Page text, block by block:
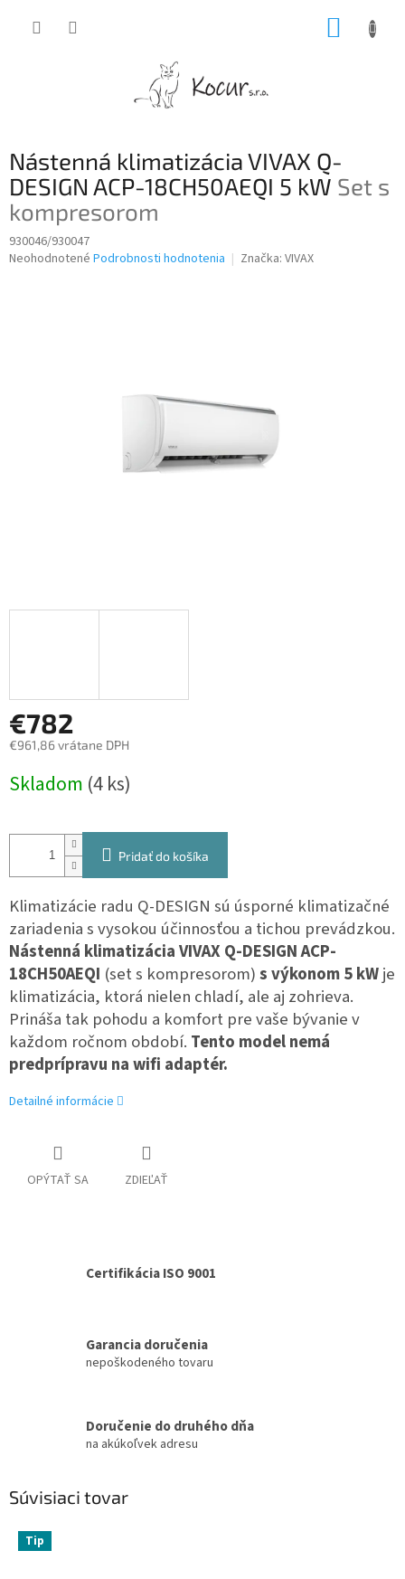
Nástenná klimatizácia VIVAX Q-
DESIGN ACP-18CH50AEQI 5 kW Set s
kompresorom
930046/930047
Priemerné
Neohodnotené Podrobnosti hodnotenia Značka: VIVAX
€782
€961,86 vrátane DPH
cena:
Skladom (4 ks)
Pridať do košíka
Klimatizácie radu Q-DESIGN sú úsporné klimatizačné
zariadenia s vysokou účinnosťou a tichou prevádzkou.
Nástenná klimatizácia VIVAX Q-DESIGNACP-
18CH50AEQI (set s kompresorom)s výkonom 5 kWje
klimatizácia, ktorá nielen chladí, ale aj zohrieva.
Prináša tak pohodu a komfort pre vaše bývanie v
každom ročnom období. Tento model nemá
predprípravu na wifi adaptér.
Detailné informácie
OPÝTAŤ SA ZDIEĽAŤ
Certifikácia ISO 9001
Garancia doručenia
nepoškodeného tovaru
Doručenie do druhého dňa
na akúkoľvek adresu
Súvisiaci tovar
Tip